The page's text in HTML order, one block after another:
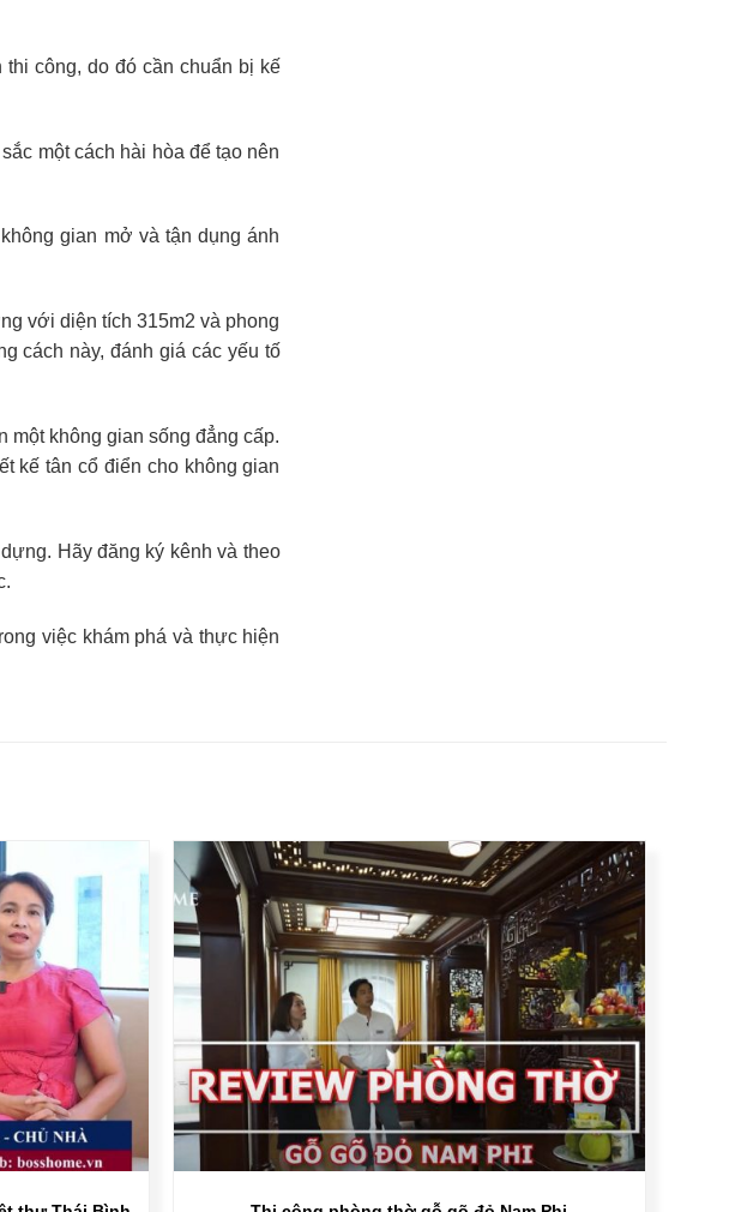
công, do đó cần chuẩn bị kế
một cách hài hòa để tạo nên
gian mở và tận dụng ánh
với diện tích 315m2 và phong
cách này, đánh giá các yếu tố
một không gian sống đẳng cấp.
kế tân cổ điển cho không gian
Hãy đăng ký kênh và theo
việc khám phá và thực hiện